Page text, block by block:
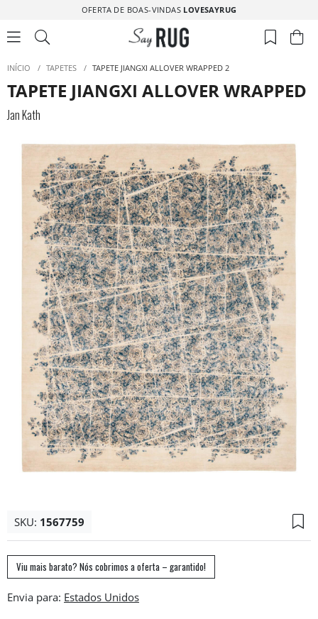
OFERTA DE BOAS-VINDAS LOVESAYRUG
INÍCIO / TAPETES / TAPETE JIANGXI ALLOVER WRAPPED 2
TAPETE JIANGXI ALLOVER WRAPPED
Jan Kath
SKU: 1567759
Viu mais barato? Nós cobrimos a oferta – garantido!
Envia para: